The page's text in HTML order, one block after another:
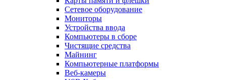
Сетевое оборудование
Мониторы
Устройства ввода
Компьютеры в сборе
Чистящие средства
Майнинг
Компьютерные платформы
Веб-камеры